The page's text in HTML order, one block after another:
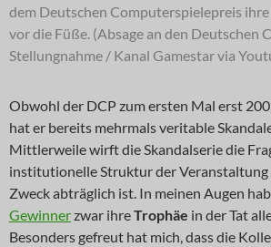
dem Deutschen Computerspielepreis
vor die Füße. (Absage an den Deutschen
Stellungnahme / Kanal Gamestar via
Obwohl der DCP zum ersten Mal erst
hat er bereits mehrmals veritable
Mittlerweile wirft die Skandalserie die
institutionelle Struktur der Veranstaltung
Zweck abträglich ist. In meinen Augen
Gewinnerzwar ihreTrophäe in der Tat
Besonders gefreut hat mich, dass die